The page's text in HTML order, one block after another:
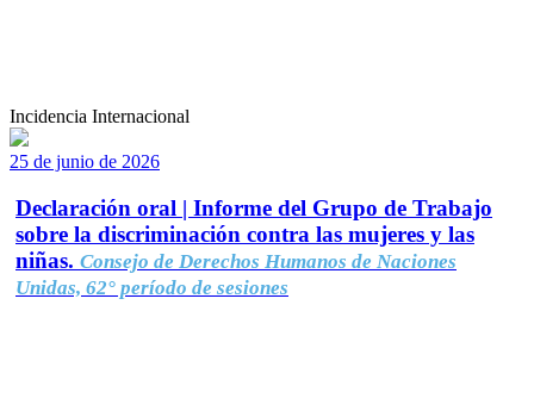
Incidencia Internacional
25 de junio de 2026
Declaración oral | Informe del Grupo de Trabajo
sobre la discriminación contra las mujeres y las
niñas. Consejo de Derechos Humanos de Naciones
Unidas, 62° período de sesiones